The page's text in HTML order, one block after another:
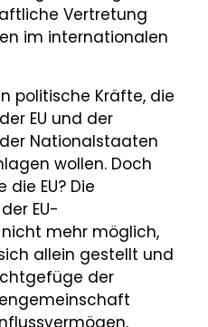
Vertretung
im internationalen
politische Kräfte, die
EU und der
Nationalstaaten
wollen. Doch
EU? Die
EU-
mehr möglich,
allein gestellt und
der